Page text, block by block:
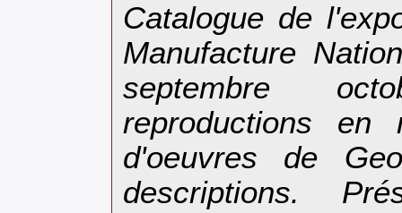
‎Catalogue de
Manufacture
septembre
reproductions
d'oeuvres de
descriptions.